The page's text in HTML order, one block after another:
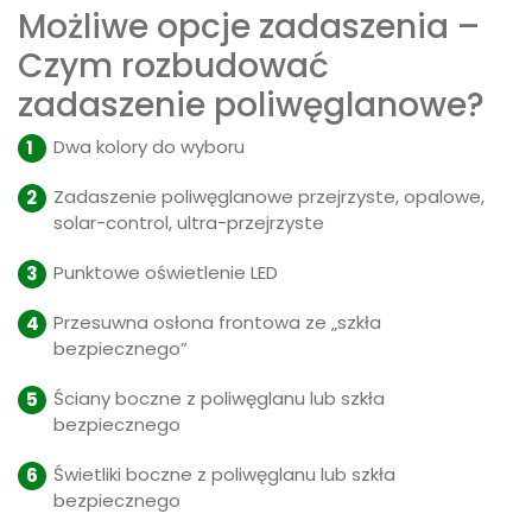
Możliwe opcje zadaszenia –
Czym rozbudować
zadaszenie poliwęglanowe?
Dwa kolory do wyboru
Zadaszenie poliwęglanowe przejrzyste, opalowe,
solar-control, ultra-przejrzyste
Punktowe oświetlenie LED
Przesuwna osłona frontowa ze „szkła
bezpiecznego”
Ściany boczne z poliwęglanu lub szkła
bezpiecznego
Świetliki boczne z poliwęglanu lub szkła
bezpiecznego